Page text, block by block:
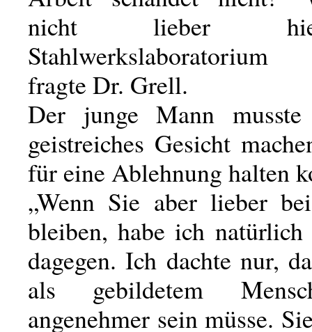
nicht lieber
Stahlwerkslaboratorium
fragte Dr. Grell.
Der junge Mann
geistreiches Gesicht
für eine Ablehnung halten
„Wenn Sie aber lieber
bleiben, habe ich natürlich
dagegen. Ich dachte nur,
als gebildetem
angenehmer sein müsse.